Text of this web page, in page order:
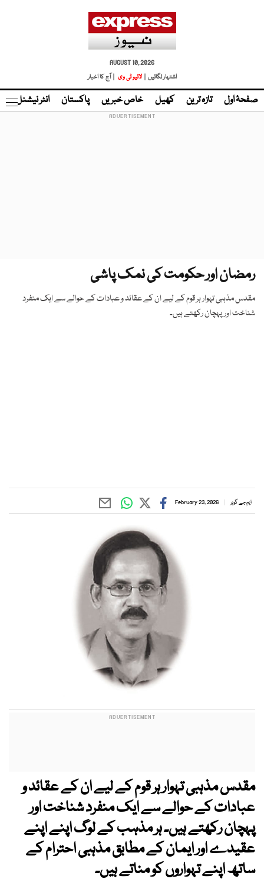
AUGUST 10, 2026
اشتہار لگائیں |
لائیو ٹی وی | آج کا اخبار
صفحۂ اول تازہ ترین کھیل خاص خبریں پاکستان انٹر نیشنل
رمضان اور حکومت کی نمک پاشی
مقدس مذہبی تہوار ہر قوم کے لیے ان کے عقائد و عبادات کے حوالے سے ایک منفرد
شناخت اور پہچان رکھتے ہیں۔
ایم جے گوہر February 23, 2026
مقدس مذہبی تہوار ہر قوم کے لیے ان کے عقائد و
عبادات کے حوالے سے ایک منفرد شناخت اور
پہچان رکھتے ہیں۔ ہر مذہب کے لوگ اپنے اپنے
عقیدے اور ایمان کے مطابق مذہبی احترام کے
ساتھ اپنے تہواروں کو مناتے ہیں۔